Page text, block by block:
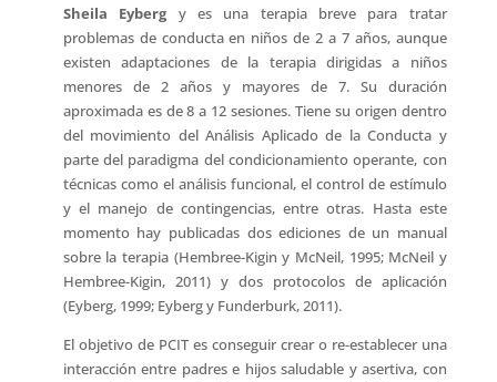
Sheila Eybergy es una terapia breve para tratar
problemas de conducta en niños de 2 a 7 años, aunque
existen adaptaciones de la terapia dirigidas a niños
menores de 2 años y mayores de 7. Su duración
aproximada es de 8 a 12 sesiones. Tiene su origen dentro
del movimiento del Análisis Aplicado de la Conducta y
parte del paradigma del condicionamiento operante, con
técnicas como el análisis funcional, el control de estímulo
y el manejo de contingencias, entre otras. Hasta este
momento hay publicadas dos ediciones de un manual
sobre la terapia (Hembree-Kigin y McNeil, 1995; McNeil y
Hembree-Kigin, 2011) y dos protocolos de aplicación
(Eyberg, 1999; Eyberg y Funderburk, 2011).
El objetivo de PCIT es conseguir crear o re-establecer una
interacción entre padres e hijos saludable y asertiva, con